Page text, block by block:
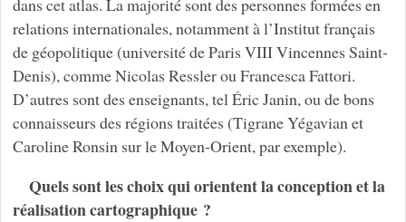
relations internationales, notamment à l’Institut français
de géopolitique (université de Paris VIII Vincennes Saint-
Denis), comme Nicolas Ressler ou Francesca Fattori.
D’autres sont des enseignants, tel Éric Janin, ou de bons
connaisseurs des régions traitées (Tigrane Yégavian et
Caroline Ronsin sur le Moyen-Orient, par exemple).
Quels sont les choix qui orientent la conception et la
réalisation cartographique ?